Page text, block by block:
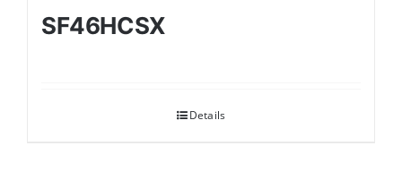
SF46HCSX
Details